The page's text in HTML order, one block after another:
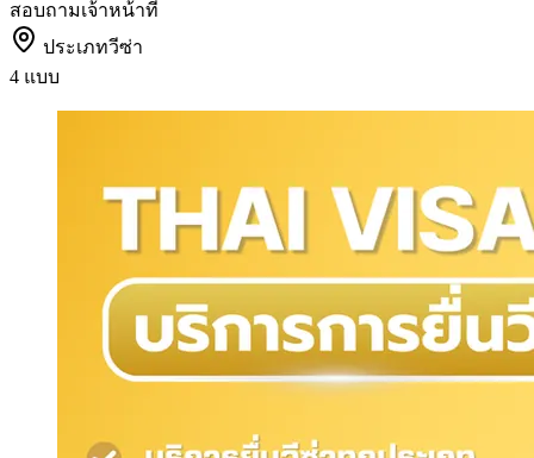
สอบถามเจ้าหน้าที่
ประเภทวีซ่า
4 แบบ